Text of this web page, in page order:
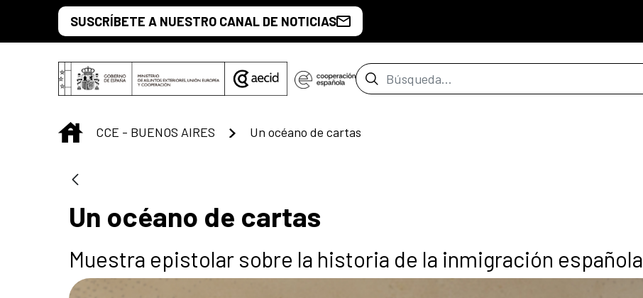
Saltar al contenido principal
SUSCRÍBETE A NUESTRO CANAL DE NOTICIAS
Barra de búsqueda
INICIO
CCE - BUENOS AIRES Un océano de cartas
Un océano de cartas
Muestra epistolar sobre la historia de la inmigración española